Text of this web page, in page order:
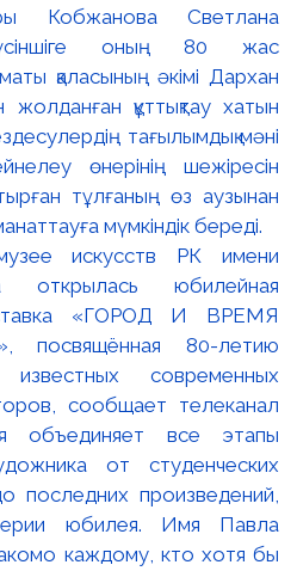
Кобжанова Светлана
оның 80 жас
қаласының әкімі Дархан
құттықтау хатын
тағылымдық мәні
өнерінің шежіресін
тұлғаның өз аузынан
мүмкіндік береді.